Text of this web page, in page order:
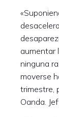
aumentar
ninguna
moverse
trimestre,
Oanda.